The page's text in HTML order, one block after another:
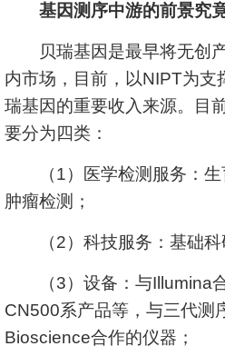
基因测序中游的前景究
贝瑞基因是最早将无创产
内市场，目前，以NIPT为支
瑞基因的重要收入来源。目
要分为四类：
（1）医学检测服务：生
肿瘤检测；
（2）科技服务：基础科
（3）设备：与Illumina
CN500系产品等，与三代测
Bioscience合作的仪器；